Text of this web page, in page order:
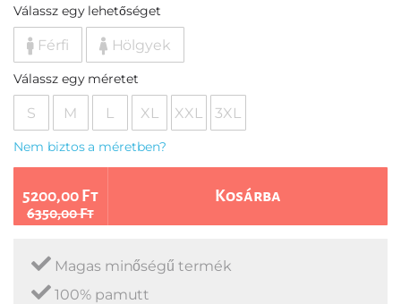
Válassz egy lehetőséget
Férfi Hölgyek
Válassz egy méretet
S M L XL XXL 3XL
Nem biztos a méretben?
5200,00 Ft
6350,00 Ft
Kosárba
Magas minőségű termék
100% pamutt